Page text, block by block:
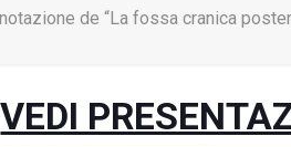
de “La fossa cranica
VEDI